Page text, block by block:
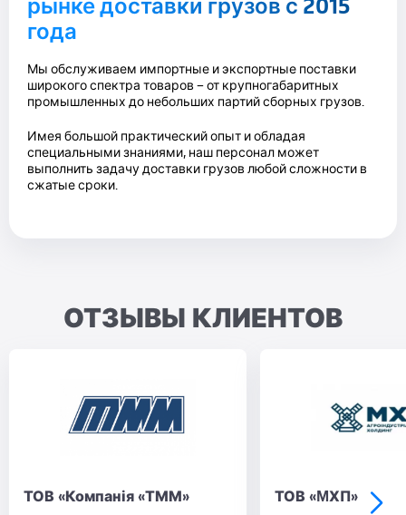
года
Мы обслуживаем импортные и экспортные поставки
широкого спектра товаров – от крупногабаритных
промышленных до небольших партий сборных грузов.
Имея большой практический опыт и обладая
специальными знаниями, наш персонал может
выполнить задачу доставки грузов любой сложности в
сжатые сроки.
ОТЗЫВЫ КЛИЕНТОВ
ТОВ «Компанія «ТММ» ТОВ «MХП»